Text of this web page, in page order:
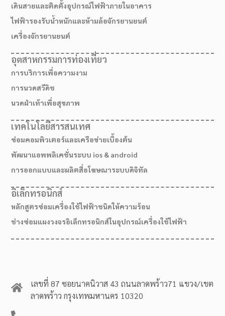
เลขที่ 87 ซอยนาคนิวาส 43 ถนนลาดพร้าว71 แขวง/เขต
ลาดพร้าว กรุงเทพมหานคร 10320
เดินสายและติดตั้งอุปกรณ์ไฟฟ้าภายในอาคาร
ไฟฟ้ารองรับน้ำหนักและห้ามล้อจักรยานยนต์
เครื่องจักรยานยนต์
อุตสาหกรรมการท่องเที่ยว
การบริการเพื่อความงาม
การนวดสวีดิช
นวดฝ่าเท้าเพื่อสุขภาพ
เทคโนโลยีสารสนเทศ
ซ่อมคอมพิวเตอร์และเครือข่ายเบื้องต้น
พัฒนาแอพพลิเคชั่นระบบ ios & android
การออกแบบและผลิตสื่อโฆษณาระบบดิจิทัล
อิเล็กทรอนิกส์
หลักสูตรซ่อมเครื่องใช้ไฟฟ้าชนิดให้ความร้อน
ช่างซ่อมแผงวงจรอิเล็กทรอนิกส์ในอุปกรณ์เครื่องใช้ไฟฟ้า